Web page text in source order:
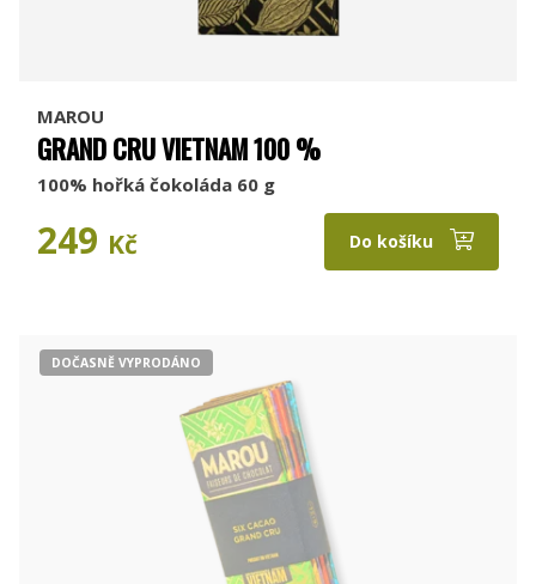
MAROU
GRAND CRU VIETNAM 100 %
100% hořká čokoláda 60 g
249 Kč Do košíku
DOČASNĚ VYPRODÁNO